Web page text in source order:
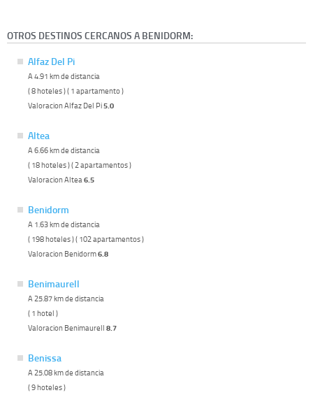
OTROS DESTINOS CERCANOS A BENIDORM:
Alfaz Del Pi
A 4.91 km de distancia
( 8 hoteles ) ( 1 apartamento )
Valoracion Alfaz Del Pi5.0
Altea
A 6.66 km de distancia
( 18 hoteles ) ( 2 apartamentos )
Valoracion Altea6.5
Benidorm
A 1.63 km de distancia
( 198 hoteles ) ( 102 apartamentos )
Valoracion Benidorm6.8
Benimaurell
A 25.87 km de distancia
( 1 hotel )
Valoracion Benimaurell 8.7
Benissa
A 25.08 km de distancia
( 9 hoteles )